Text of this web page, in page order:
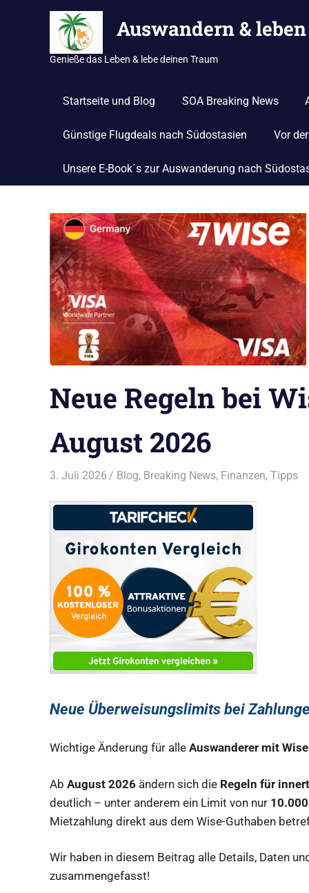
Auswandern &
Genieße das Leben & lebe deinen Traum
Startseite und Blog SOA Breaking News
Günstige Flugdeals nach Südostasien Vor
Unsere E-Book´s zur Auswanderung nach
Neue Regeln bei
August 2026
3. Juli 2026 Bruno Müller
Blog, Breaking News, Finanzen,Tipps
Neue Überweisungslimits bei
Wichtige Änderung für alle Auswanderer mit
Ab August 2026 ändern sich die Regeln für
deutlich – unter anderem ein Limit von nur
Mietzahlung direkt aus dem Wise-Guthaben
Wir haben in diesem Beitrag alle Details, Daten
zusammengefasst!